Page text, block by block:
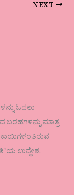
NEXT
ಓದಲು
ಬರಹಗಳನ್ನು ಮಾತ್ರ
ಉದ್ದೇಶ.